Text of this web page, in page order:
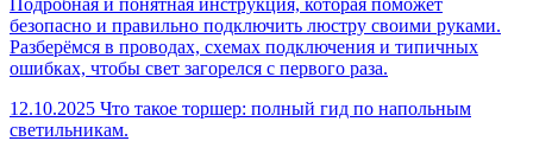
безопасно и правильно подключить люстру своими руками.
Разберёмся в проводах, схемах подключения и типичных
ошибках, чтобы свет загорелся с первого раза.
12.10.2025 Что такое торшер: полный гид по напольным
светильникам.